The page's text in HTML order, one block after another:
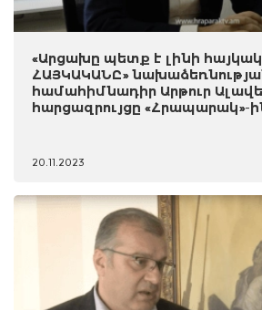
«Արցախը պետք է լինի
ՀԱՅԿԱԿԱՆԸ»
համահիմնադիր Արթուր
հարցազրույցը «Հրապարակ»-
20.11.2023